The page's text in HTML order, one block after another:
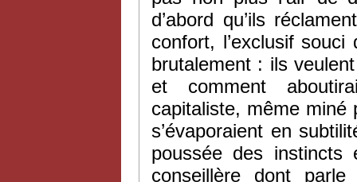
d’abord qu’ils
confort, l’exclusif
brutalement : ils
et comment
capitaliste, même miné
s’évaporaient en
poussée des instincts
conseillère dont